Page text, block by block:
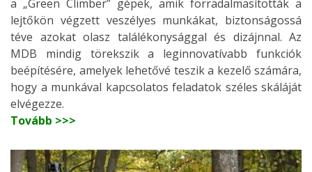
a „Green Climber” gépek, amik forradalmasították a
lejtőkön végzett veszélyes munkákat, biztonságossá
téve azokat olasz találékonysággal és dizájnnal. Az
MDB mindig törekszik a leginnovatívabb funkciók
beépítésére, amelyek lehetővé teszik a kezelő számára,
hogy a munkával kapcsolatos feladatok széles skáláját
elvégezze.
Tovább >>>